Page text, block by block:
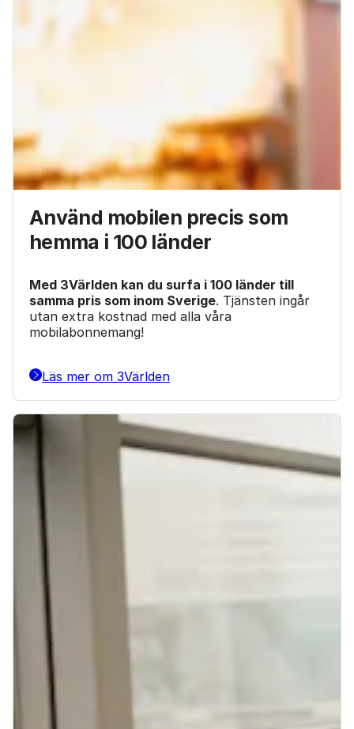
Använd mobilen precis som
hemma i 100 länder
Med 3Världen kan du surfa i 100 länder till
samma pris som inom Sverige. Tjänsten ingår
utan extra kostnad med alla våra
mobilabonnemang!
Läs mer om 3Världen